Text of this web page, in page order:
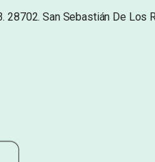
28702. San Sebastián De Los